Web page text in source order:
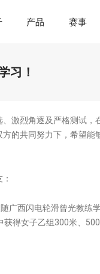
产品 赛事
习！
激烈角逐及严格测试，
的共同努力下，希望能
广西闪电轮滑曾光教练
得女子乙组300米、